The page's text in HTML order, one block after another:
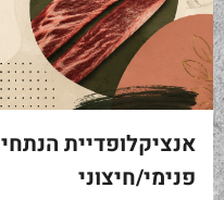
פנימי/חיצוני